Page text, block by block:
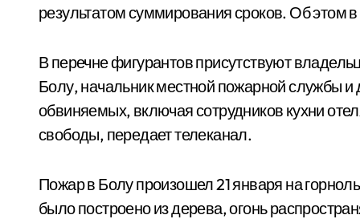
результатом суммирования сроков. Об этом
В перечне фигурантов присутствуют
Болу, начальник местной пожарной службы
обвиняемых, включая сотрудников кухни
свободы, передает телеканал.
Пожар в Болу произошел 21 января на
было построено из дерева, огонь